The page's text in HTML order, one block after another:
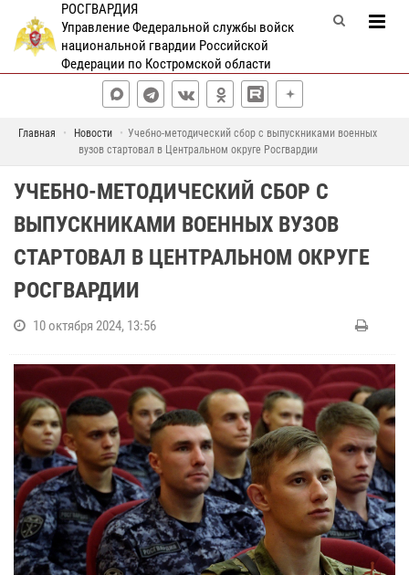
РОСГВАРДИЯ
Управление Федеральной службы войск
национальной гвардии Российской
Федерации по Костромской области
Главная Новости
Учебно-методический сбор с выпускниками военных
вузов стартовал в Центральном округе Росгвардии
УЧЕБНО-МЕТОДИЧЕСКИЙ СБОР С
ВЫПУСКНИКАМИ ВОЕННЫХ ВУЗОВ
СТАРТОВАЛ В ЦЕНТРАЛЬНОМ ОКРУГЕ
РОСГВАРДИИ
10 октября 2024, 13:56